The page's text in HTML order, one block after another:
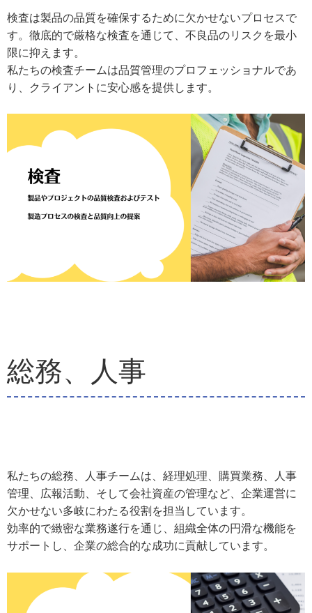
検査は製品の品質を確保するために欠かせないプロセスで
す。徹底的で厳格な検査を通じて、不良品のリスクを最小
限に抑えます。
私たちの検査チームは品質管理のプロフェッショナルであ
り、クライアントに安心感を提供します。
総務、人事
私たちの総務、人事チームは、経理処理、購買業務、人事
管理、広報活動、そして会社資産の管理など、企業運営に
欠かせない多岐にわたる役割を担当しています。
効率的で緻密な業務遂行を通じ、組織全体の円滑な機能を
サポートし、企業の総合的な成功に貢献しています。